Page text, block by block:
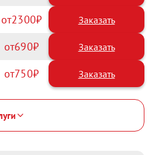
2300
690
750